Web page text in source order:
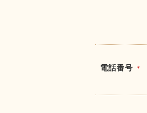
電話番号 ＊